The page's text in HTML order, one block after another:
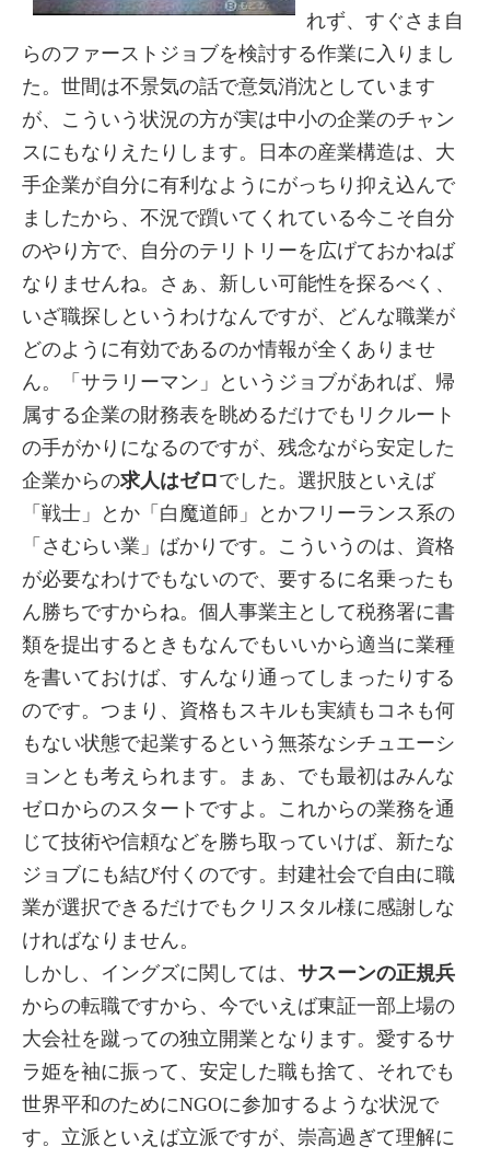
れず、すぐさま自
らのファーストジョブを検討する作業に入りまし
た。世間は不景気の話で意気消沈としています
が、こういう状況の方が実は中小の企業のチャン
スにもなりえたりします。日本の産業構造は、大
手企業が自分に有利なようにがっちり抑え込んで
ましたから、不況で躓いてくれている今こそ自分
のやり方で、自分のテリトリーを広げておかねば
なりませんね。さぁ、新しい可能性を探るべく、
いざ職探しというわけなんですが、どんな職業が
どのように有効であるのか情報が全くありませ
ん。「サラリーマン」というジョブがあれば、帰
属する企業の財務表を眺めるだけでもリクルート
の手がかりになるのですが、残念ながら安定した
企業からの求人はゼロでした。選択肢といえば
「戦士」とか「白魔道師」とかフリーランス系の
「さむらい業」ばかりです。こういうのは、資格
が必要なわけでもないので、要するに名乗ったも
ん勝ちですからね。個人事業主として税務署に書
類を提出するときもなんでもいいから適当に業種
を書いておけば、すんなり通ってしまったりする
のです。つまり、資格もスキルも実績もコネも何
もない状態で起業するという無茶なシチュエーシ
ョンとも考えられます。まぁ、でも最初はみんな
ゼロからのスタートですよ。これからの業務を通
じて技術や信頼などを勝ち取っていけば、新たな
ジョブにも結び付くのです。封建社会で自由に職
業が選択できるだけでもクリスタル様に感謝しな
ければなりません。
しかし、イングズに関しては、 サスーンの正規兵
からの転職ですから、今でいえば東証一部上場の
大会社を蹴っての独立開業となります。愛するサ
ラ姫を袖に振って、安定した職も捨て、それでも
世界平和のためにNGOに参加するような状況で
す。立派といえば立派ですが、崇高過ぎて理解に